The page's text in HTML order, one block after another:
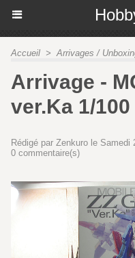
Accueil > Arrivages /
Arrivage -
ver.Ka 1/100
Rédigé par Zenkuro le Samedi
0 commentaire(s)